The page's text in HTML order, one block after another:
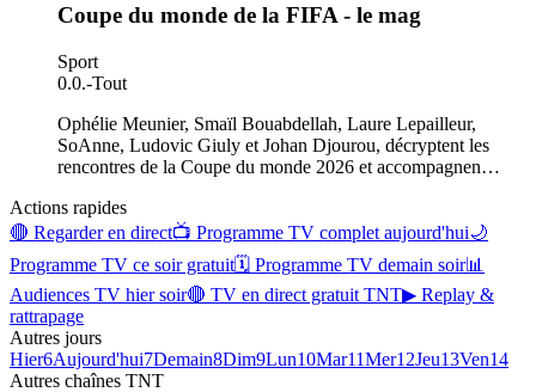
Coupe du monde de la FIFA - le mag
Sport
0.0.-Tout
Ophélie Meunier, Smaïl Bouabdellah, Laure Lepailleur,
SoAnne, Ludovic Giuly et Johan Djourou, décryptent les
rencontres de la Coupe du monde 2026 et accompagnen…
Actions rapides
🔴 Regarder en direct📺 Programme TV complet aujourd'hui🌙
Programme TV ce soir gratuit🗓 Programme TV demain soir📊
Audiences TV hier soir🔴 TV en direct gratuit TNT▶ Replay &
rattrapage
Autres jours
Hier6Aujourd'hui7Demain8Dim9Lun10Mar11Mer12Jeu13Ven14
Autres chaînes TNT